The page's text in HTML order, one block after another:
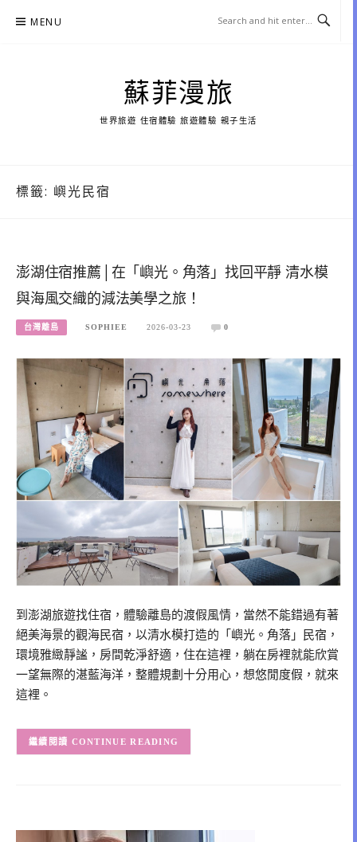
MENU
蘇菲漫旅
世界旅遊 住宿體驗 旅遊體驗 親子生活
標籤: 嶼光民宿
澎湖住宿推薦│在「嶼光。角落」找回平靜 清水模
與海風交織的減法美學之旅！
台灣離島 SOPHIEE 2026-03-23 0
到澎湖旅遊找住宿，體驗離島的渡假風情，當然不能錯過有著
絕美海景的觀海民宿，以清水模打造的「嶼光。角落」民宿，
環境雅緻靜謐，房間乾淨舒適，住在這裡，躺在房裡就能欣賞
一望無際的湛藍海洋，整體規劃十分用心，想悠閒度假，就來
這裡。
CONTINUE READING